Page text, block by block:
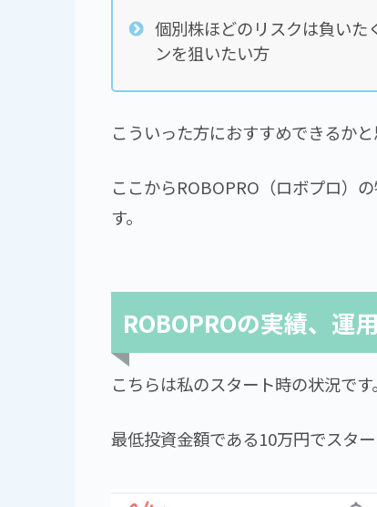
個別株ほどのリスクは負いた
ンを狙いたい方
こういった方におすすめできるかと
ここからROBOPRO（ロボプロ）
す。
ROBOPROの実績、運
こちらは私のスタート時の状況です。
最低投資金額である10万円でスター